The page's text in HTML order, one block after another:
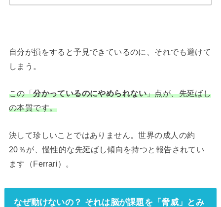
自分が損をすると予見できているのに、それでも避けて
しまう。
この「分かっているのにやめられない」点が、先延ばし
の本質です。
決して珍しいことではありません。世界の成人の約
20％が、慢性的な先延ばし傾向を持つと報告されてい
ます（Ferrari）。
なぜ動けないの？ それは脳が課題を「脅威」とみ